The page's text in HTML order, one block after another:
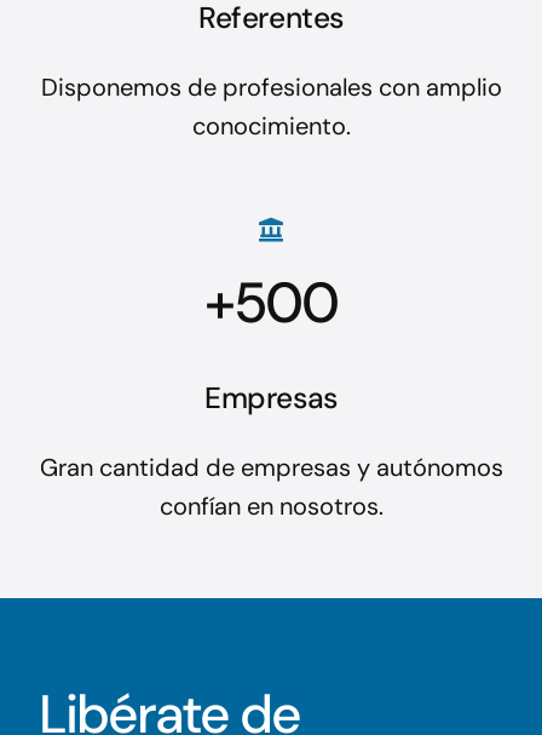
Referentes
Disponemos de profesionales con amplio
conocimiento.
+500
Empresas
Gran cantidad de empresas y autónomos
confían en nosotros.
Libérate de